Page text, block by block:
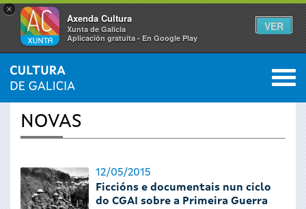
×
Axenda Cultura
Xunta de Galicia
Aplicación gratuíta - En Google Play
VER
Vostede
está
aquí
INICIO › ACTUALIDADE 0
NOVAS
12/05/2015
Ficcións e documentais nun ciclo
do CGAI sobre a Primeira Guerra